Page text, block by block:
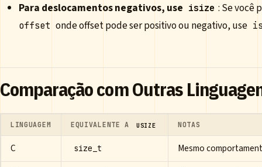
Para deslocamentos negativos, use isize : Se você
offset onde offset pode ser positivo ou negativo, use
Comparação com Outras
LINGUAGEM EQUIVALENTE A USIZE NOTAS
C size_t
Mesmo